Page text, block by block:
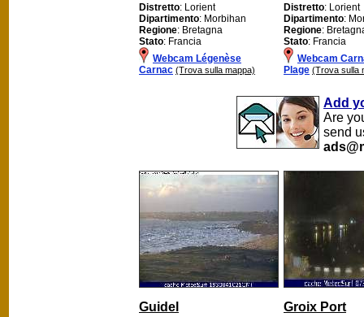
Distretto: Lorient
Dipartimento: Morbihan
Regione: Bretagna
Stato: Francia
Webcam Légenèse
Carnac (Trova sulla mappa)
Distretto: Lorient
Dipartimento:
Regione:
Stato: Francia
Webcam
Plage (Trova sulla
Add
Are
send
Guidel Groix Port